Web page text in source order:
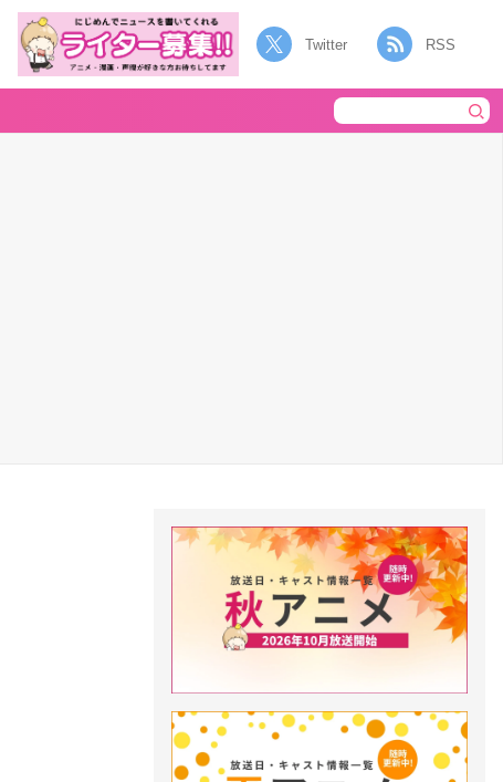
Twitter RSS